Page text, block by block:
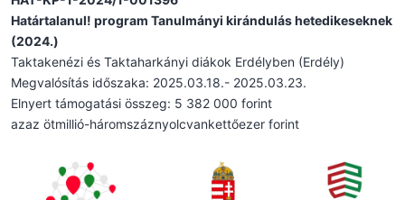
Határtalanul! program Tanulmányi kirándulás hetedikeseknek
(2024.)
Taktakenézi és Taktaharkányi diákok Erdélyben (Erdély)
Megvalósítás időszaka: 2025.03.18.- 2025.03.23.
Elnyert támogatási összeg: 5 382 000 forint
azaz ötmillió-háromszáznyolcvankettőezer forint